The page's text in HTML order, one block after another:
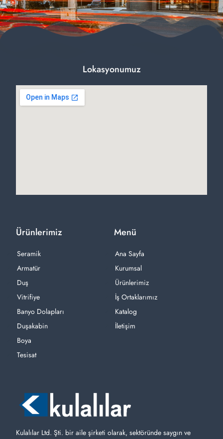
Kulalılar Ltd. Şti. bir aile şirketi olarak, sektöründe saygın ve
Menü
Ana Sayfa
Kurumsal
Ürünlerimiz
İş Ortaklarımız
Katalog
İletişim
Ürünlerimiz
Seramik
Armatür
Duş
Vitrifiye
Banyo Dolapları
Duşakabin
Boya
Tesisat
Lokasyonumuz